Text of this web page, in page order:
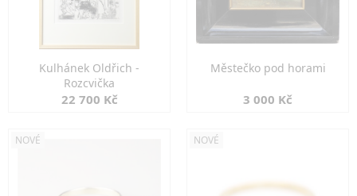
Kulhánek Oldřich -
Rozcvička
22 700 Kč
Městečko pod horami
3 000 Kč
NOVÉ NOVÉ